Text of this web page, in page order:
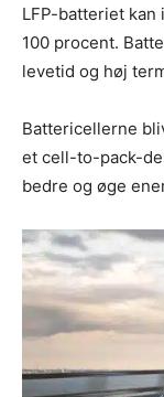
LFP-batteriet
100 procent.
levetid og høj
Battericellerne
et cell-to-pack-
bedre og øge